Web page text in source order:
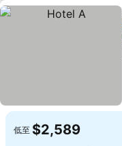
低至 $2,589